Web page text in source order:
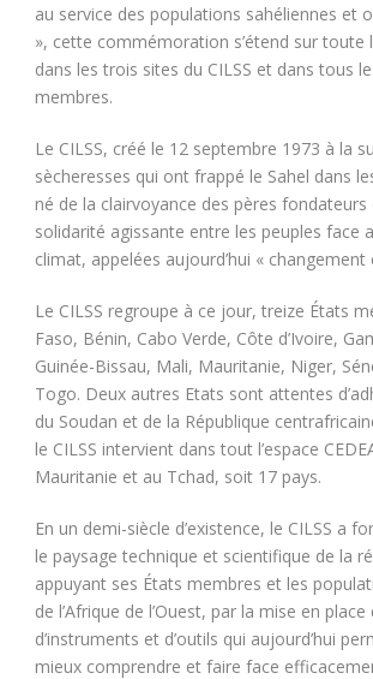
au service des populations sahéliennes et
», cette commémoration s’étend sur toute
dans les trois sites du CILSS et dans tous
membres.
Le CILSS, créé le 12 septembre 1973 à la
sècheresses qui ont frappé le Sahel dans
né de la clairvoyance des pères fondateurs
solidarité agissante entre les peuples face
climat, appelées aujourd’hui « changement
Le CILSS regroupe à ce jour, treize États
Faso, Bénin, Cabo Verde, Côte d’Ivoire,
Guinée-Bissau, Mali, Mauritanie, Niger,
Togo. Deux autres Etats sont attentes
du Soudan et de la République
le CILSS intervient dans tout l’espace
Mauritanie et au Tchad, soit 17 pays.
En un demi-siècle d’existence, le CILSS a
le paysage technique et scientifique de la
appuyant ses États membres et les
de l’Afrique de l’Ouest, par la mise en
d’instruments et d’outils qui aujourd’hui
mieux comprendre et faire face